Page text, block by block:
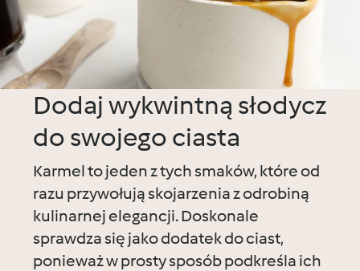
Dodaj wykwintną słodycz
do swojego ciasta
Karmel to jeden z tych smaków, które od
razu przywołują skojarzenia z odrobiną
kulinarnej elegancji. Doskonale
sprawdza się jako dodatek do ciast,
ponieważ w prosty sposób podkreśla ich